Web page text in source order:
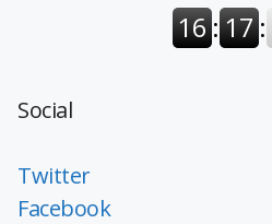
Social
Twitter
Facebook